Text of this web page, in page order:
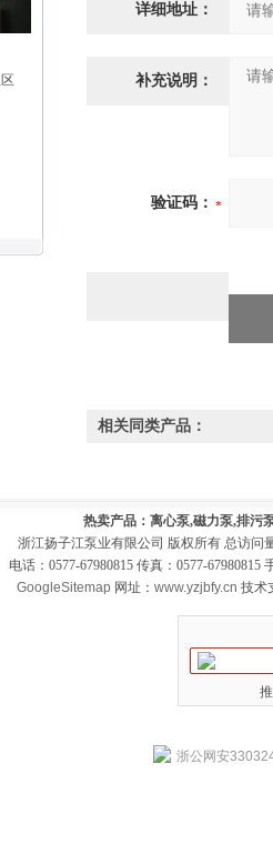
详细地址：
补充说明：
验证码：
相关同类产品：
热卖产品：离心泵,磁力泵,排污
浙江扬子江泵业有限公司 版权所有 总访问
电话：0577-67980815 传真：0577-
GoogleSitemap 网址： www.yzjbfy.cn 技术
浙公网安